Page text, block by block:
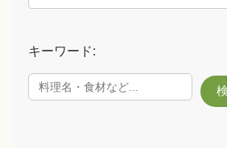
キーワード: